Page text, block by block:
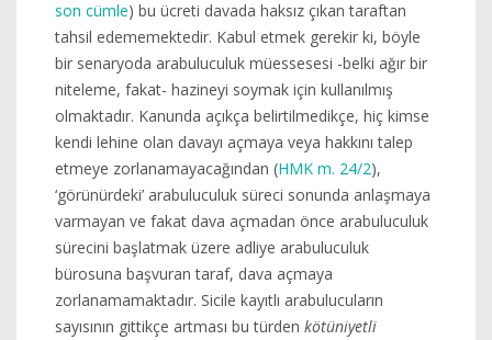
son cümle) bu ücreti davada haksız çıkan taraftan
tahsil edememektedir. Kabul etmek gerekir ki, böyle
bir senaryoda arabuluculuk müessesesi -belki ağır bir
niteleme, fakat- hazineyi soymak için kullanılmış
olmaktadır. Kanunda açıkça belirtilmedikçe, hiç kimse
kendi lehine olan davayı açmaya veya hakkını talep
etmeye zorlanamayacağından (HMK m. 24/2),
‘görünürdeki’ arabuluculuk süreci sonunda anlaşmaya
varmayan ve fakat dava açmadan önce arabuluculuk
sürecini başlatmak üzere adliye arabuluculuk
bürosuna başvuran taraf, dava açmaya
zorlanamamaktadır. Sicile kayıtlı arabulucuların
sayısının gittikçe artması bu türden kötüniyetli